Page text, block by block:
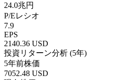
24.0兆円
P/Eレシオ
7.9
EPS
2140.36 USD
投資リターン分析 (5年)
5年前株価
7052.48 USD